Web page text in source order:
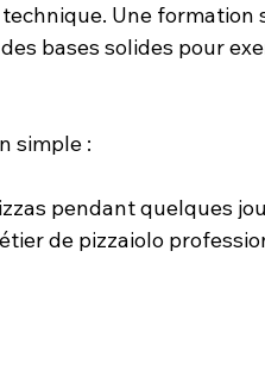
Une formation
bases solides pour
simple :
pendant quelques
de pizzaiolo